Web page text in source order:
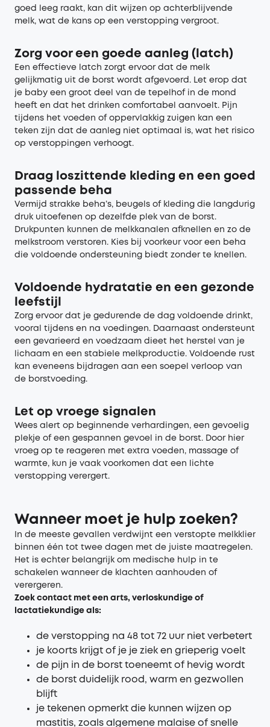
goed leeg raakt, kan dit wijzen op achterblijvende
melk, wat de kans op een verstopping vergroot.
Zorg voor een goede aanleg (latch)
Een effectieve latch zorgt ervoor dat de melk
gelijkmatig uit de borst wordt afgevoerd. Let erop dat
je baby een groot deel van de tepelhof in de mond
heeft en dat het drinken comfortabel aanvoelt. Pijn
tijdens het voeden of oppervlakkig zuigen kan een
teken zijn dat de aanleg niet optimaal is, wat het risico
op verstoppingen verhoogt.
Draag loszittende kleding en een goed
passende beha
Vermijd strakke beha’s, beugels of kleding die langdurig
druk uitoefenen op dezelfde plek van de borst.
Drukpunten kunnen de melkkanalen afknellen en zo de
melkstroom verstoren. Kies bij voorkeur voor een beha
die voldoende ondersteuning biedt zonder te knellen.
Voldoende hydratatie en een gezonde
leefstijl
Zorg ervoor dat je gedurende de dag voldoende drinkt,
vooral tijdens en na voedingen. Daarnaast ondersteunt
een gevarieerd en voedzaam dieet het herstel van je
lichaam en een stabiele melkproductie. Voldoende rust
kan eveneens bijdragen aan een soepel verloop van
de borstvoeding.
Let op vroege signalen
Wees alert op beginnende verhardingen, een gevoelig
plekje of een gespannen gevoel in de borst. Door hier
vroeg op te reageren met extra voeden, massage of
warmte, kun je vaak voorkomen dat een lichte
verstopping verergert.
Wanneer moet je hulp zoeken?
In de meeste gevallen verdwijnt een verstopte melkklier
binnen één tot twee dagen met de juiste maatregelen.
Het is echter belangrijk om medische hulp in te
schakelen wanneer de klachten aanhouden of
verergeren.
Zoek contact met een arts, verloskundige of
lactatiekundige als:
de verstopping na 48 tot 72 uur niet verbetert
je koorts krijgt of je je ziek en grieperig voelt
de pijn in de borst toeneemt of hevig wordt
de borst duidelijk rood, warm en gezwollen
blijft
je tekenen opmerkt die kunnen wijzen op
mastitis, zoals algemene malaise of snelle